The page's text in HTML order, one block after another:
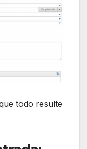
todo resulte